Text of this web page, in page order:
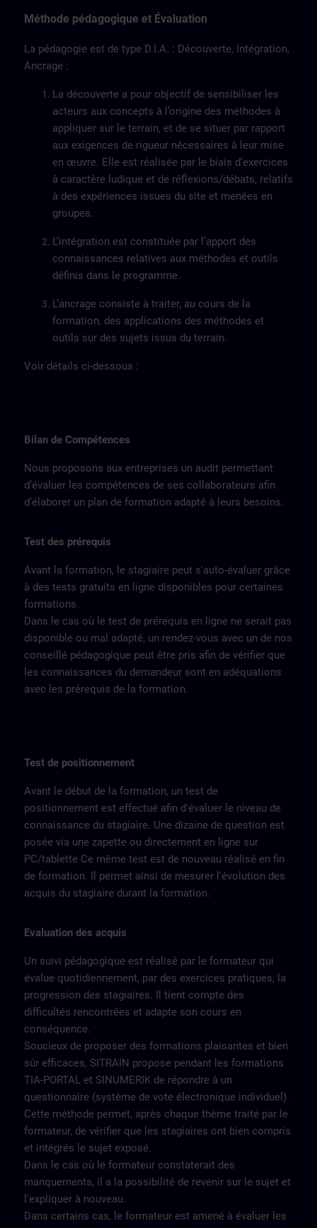
Méthode pédagogique et Évaluation
La pédagogie est de type D.I.A. : Découverte, Intégration,
Ancrage :
La découverte a pour objectif de sensibiliser les
acteurs aux concepts à l’origine des méthodes à
appliquer sur le terrain, et de se situer par rapport
aux exigences de rigueur nécessaires à leur mise
en œuvre. Elle est réalisée par le biais d’exercices
à caractère ludique et de réflexions/débats, relatifs
à des expériences issues du site et menées en
groupes.
L’intégration est constituée par l’apport des
connaissances relatives aux méthodes et outils
définis dans le programme.
L’ancrage consiste à traiter, au cours de la
formation, des applications des méthodes et
outils sur des sujets issus du terrain.
Voir détails ci-dessous :
Bilan de Compétences
Nous proposons aux entreprises un audit permettant
d’évaluer les compétences de ses collaborateurs afin
d’élaborer un plan de formation adapté à leurs besoins.
Test des prérequis
Avant la formation, le stagiaire peut s'auto-évaluer grâce
à des tests gratuits en ligne disponibles pour certaines
formations.
Dans le cas où le test de prérequis en ligne ne serait pas
disponible ou mal adapté, un rendez-vous avec un de nos
conseillé pédagogique peut être pris afin de vérifier que
les connaissances du demandeur sont en adéquations
avec les prérequis de la formation.
Test de positionnement
Avant le début de la formation, un test de
positionnement est effectué afin d'évaluer le niveau de
connaissance du stagiaire. Une dizaine de question est
posée via une zapette ou directement en ligne sur
PC/tablette Ce même test est de nouveau réalisé en fin
de formation. Il permet ainsi de mesurer l'évolution des
acquis du stagiaire durant la formation.
Evaluation des acquis
Un suivi pédagogique est réalisé par le formateur qui
évalue quotidiennement, par des exercices pratiques, la
progression des stagiaires. Il tient compte des
difficultés rencontrées et adapte son cours en
conséquence.
Soucieux de proposer des formations plaisantes et bien
sûr efficaces, SITRAIN propose pendant les formations
TIA-PORTAL et SINUMERIK de répondre à un
questionnaire (système de vote électronique individuel).
Cette méthode permet, après chaque thème traité par le
formateur, de vérifier que les stagiaires ont bien compris
et intégrés le sujet exposé.
Dans le cas où le formateur constaterait des
manquements, il a la possibilité de revenir sur le sujet et
l'expliquer à nouveau.
Dans certains cas, le formateur est amené à évaluer les